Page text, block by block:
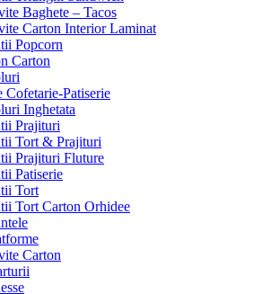
Baghete – Tacos
Carton Interior Laminat
Popcorn
Carton
Cofetarie-Patiserie
Inghetata
Prajituri
Tort & Prajituri
Prajituri Fluture
Patiserie
Tort
Tort Carton Orhidee
Carton